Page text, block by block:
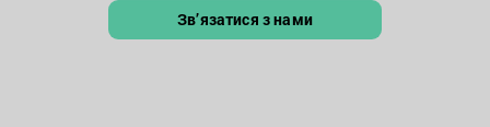
Зв’язатися з нами